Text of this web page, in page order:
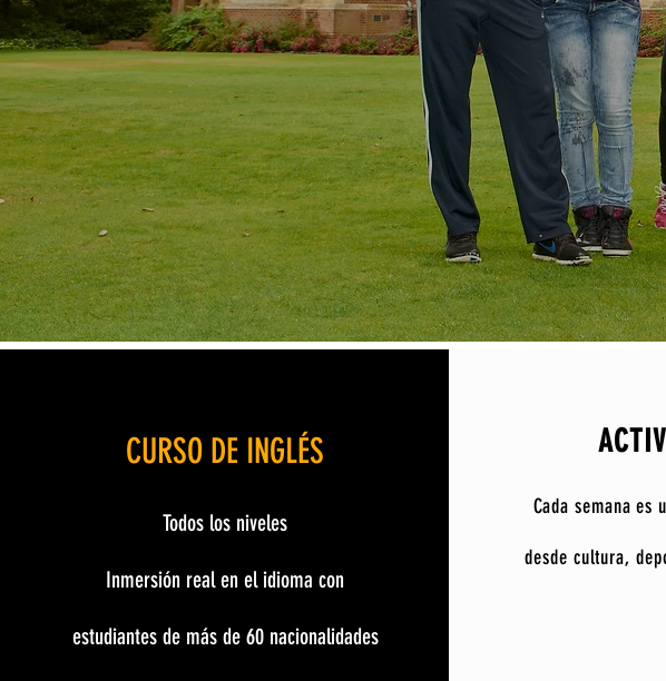
CURSO DE INGLÉS
Todos los niveles
Inmersión real en el idioma con
estudiantes de más de 60 nacionalidades
Cada semana es
desde cultura,